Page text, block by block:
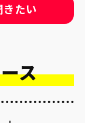
たい
ス